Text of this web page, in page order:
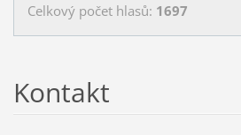
Celkový počet hlasů: 1697
Kontakt